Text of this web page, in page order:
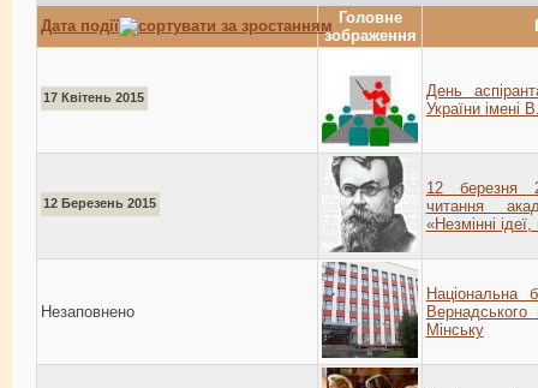
Дата події
Головне
зображення
17 Квітень 2015
День
України імені
12 Березень 2015
12 березня
читання
«Незмінні
Незаповнено
Національна
Мінську